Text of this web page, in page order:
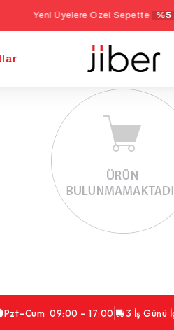
Yeni Üyelere Özel Sepette %5
Pzt–Cum 09:00 – 17:00 3 İş Günü